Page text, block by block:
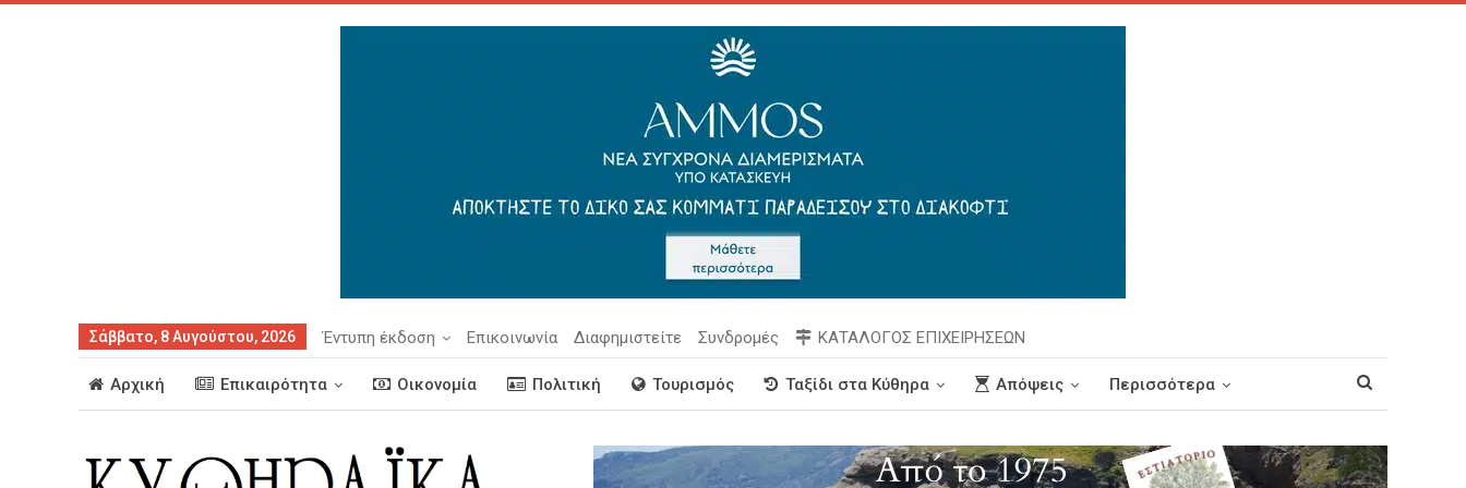
Σάββατο, 8 Αυγούστου, 2026 Έντυπη έκδοση Επικοινωνία Διαφημιστείτε Συνδρομές ΚΑΤΑΛΟΓΟΣ ΕΠΙΧΕΙΡΗΣΕΩΝ
Αρχική Επικαιρότητα Οικονομία Πολιτική Τουρισμός Ταξίδι στα Κύθηρα Απόψεις Περισσότερα